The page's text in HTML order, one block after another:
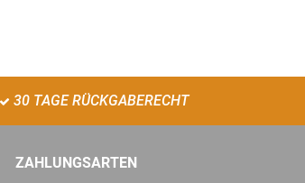
30 TAGE RÜCKGABERECHT
ZAHLUNGSARTEN